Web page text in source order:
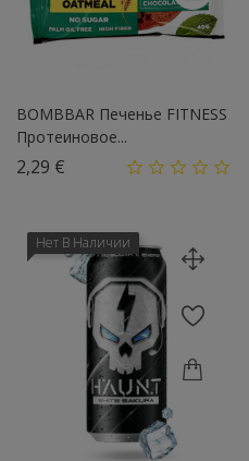
BOMBBAR Печенье FITNESS
Протеиновое...
2,29 €
Нет В Наличии